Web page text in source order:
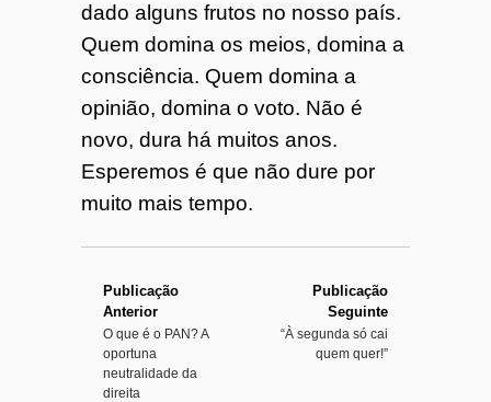
dado alguns frutos no nosso país.
Quem domina os meios, domina a
consciência. Quem domina a
opinião, domina o voto. Não é
novo, dura há muitos anos.
Esperemos é que não dure por
muito mais tempo.
Publicação
Anterior
O que é o PAN? A
oportuna
neutralidade da
direita
Publicação
Seguinte
“À segunda só cai
quem quer!”